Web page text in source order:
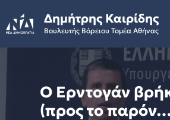
to
content
Δημήτρης Καιρίδης
Βουλευτής Βόρειου Τομέα Αθήνας
Ο Ερντογάν
(προς το